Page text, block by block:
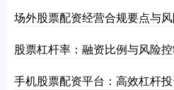
场外股票配资经营合规要点与
股票杠杆率：融资比例与风险
手机股票配资平台：高效杠杆